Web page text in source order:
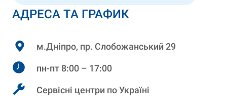
АДРЕСА ТА ГРАФИК
м.Дніпро, пр. Слобожанський 29
пн-пт 8:00 – 17:00
Сервісні центри по Україні